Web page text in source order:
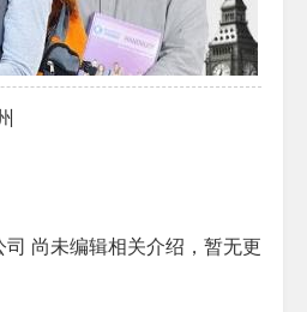
尚未编辑相关介绍，暂无更